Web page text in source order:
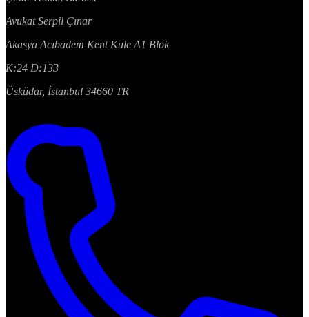
Avukat Serpil Çınar
Akasya Acıbadem Kent Kule A1 Blok
K:24 D:133
Üsküdar, İstanbul 34660 TR